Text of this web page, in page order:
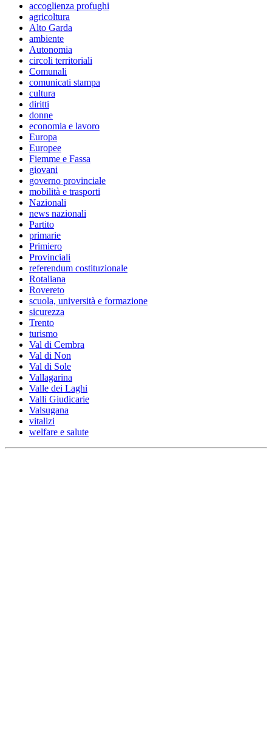
accoglienza profughi
agricoltura
Alto Garda
ambiente
Autonomia
circoli territoriali
Comunali
comunicati stampa
cultura
diritti
donne
economia e lavoro
Europa
Europee
Fiemme e Fassa
giovani
governo provinciale
mobilità e trasporti
Nazionali
news nazionali
Partito
primarie
Primiero
Provinciali
referendum costituzionale
Rotaliana
Rovereto
scuola, università e formazione
sicurezza
Trento
turismo
Val di Cembra
Val di Non
Val di Sole
Vallagarina
Valle dei Laghi
Valli Giudicarie
Valsugana
vitalizi
welfare e salute